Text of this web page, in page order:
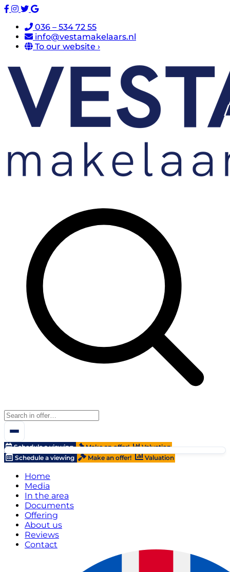
036 – 534 72 55
info@vestamakelaars.nl
To our website ›
Schedule a viewing Make an offer!
Valuation
Schedule a viewing
Make an offer! Valuation
Home
Media
In the area
Documents
Offering
About us
Reviews
Contact